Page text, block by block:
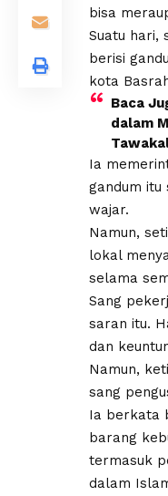
bisa
Suatu hari,
berisi
kota
Baca
dalam
Ia
gandum itu
wajar.
Namun,
lokal
selama
Sang
saran itu.
dan
Namun,
sang
Ia berkata
barang
termasuk
dalam